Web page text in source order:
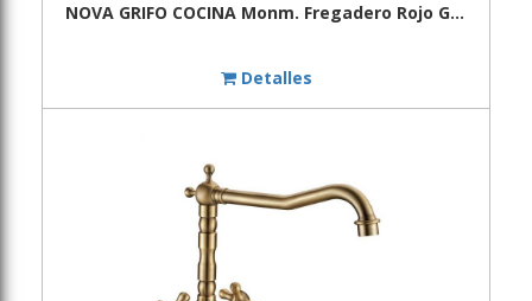
NOVA GRIFO COCINA Monm. Fregadero Rojo Gama
Detalles